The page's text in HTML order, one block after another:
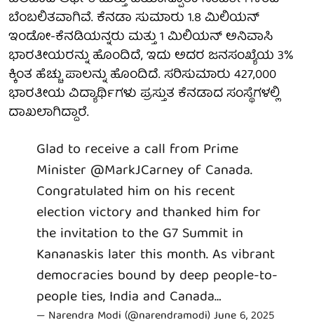
ಬೆಂಬಲಿತವಾಗಿವೆ. ಕೆನಡಾ ಸುಮಾರು 1.8 ಮಿಲಿಯನ್
ಇಂಡೋ-ಕೆನಡಿಯನ್ನರು ಮತ್ತು 1 ಮಿಲಿಯನ್ ಅನಿವಾಸಿ
ಭಾರತೀಯರನ್ನು ಹೊಂದಿದೆ, ಇದು ಅದರ ಜನಸಂಖ್ಯೆಯ 3%
ಕ್ಕಿಂತ ಹೆಚ್ಚು ಪಾಲನ್ನು ಹೊಂದಿದೆ. ಸರಿಸುಮಾರು 427,000
ಭಾರತೀಯ ವಿದ್ಯಾರ್ಥಿಗಳು ಪ್ರಸ್ತುತ ಕೆನಡಾದ ಸಂಸ್ಥೆಗಳಲ್ಲಿ
ದಾಖಲಾಗಿದ್ದಾರೆ.
Glad to receive a call from Prime
Minister @MarkJCarney of Canada.
Congratulated him on his recent
election victory and thanked him for
the invitation to the G7 Summit in
Kananaskis later this month. As vibrant
democracies bound by deep people-to-
people ties, India and Canada…
— Narendra Modi (@narendramodi)June 6, 2025